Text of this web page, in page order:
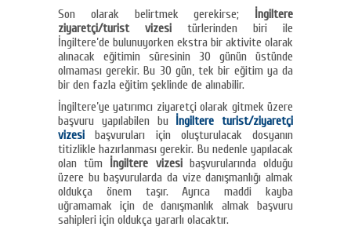
Son olarak belirtmek gerekirse;
İngiltere
ziyaretçi/turist vizesi türlerinden biri ile
İngiltere’de bulunuyorken ekstra bir aktivite olarak
alınacak eğitimin süresinin 30 günün üstünde
olmaması gerekir. Bu 30 gün, tek bir eğitim ya da
bir den fazla eğitim şeklinde de alınabilir.
İngiltere’ye yatırımcı ziyaretçi olarak gitmek üzere
başvuru yapılabilen bu İngiltere turist/ziyaretçi
vizesibaşvuruları için oluşturulacak dosyanın
titizlikle hazırlanması gerekir. Bu nedenle yapılacak
olan tüm İngiltere vizesibaşvurularında olduğu
üzere bu başvurularda da vize danışmanlığı almak
oldukça önem taşır. Ayrıca maddi kayba
uğramamak için de danışmanlık almak başvuru
sahipleri için oldukça yararlı olacaktır.